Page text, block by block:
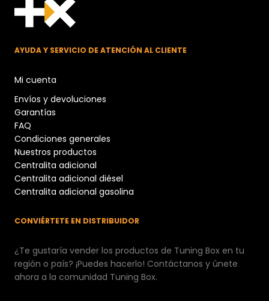
AYUDA Y SERVICIO DE ATENCIÓN AL CLIENTE
Mi cuenta
Envíos y devoluciones
Garantías
FAQ
Condiciones generales
Nuestros productos
Centralita adicional
Centralita adicional diésel
Centralita adicional gasolina
CONVIÉRTETE EN DISTRIBUIDOR
¿Te gustaría vender los productos de Tuning Box en tu
región o país? ¡Puedes hacerlo! Contáctanos y únete
ahora a la comunidad Tuning Box.